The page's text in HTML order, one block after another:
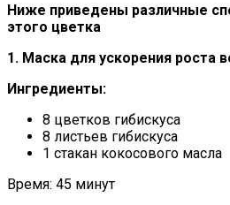
Ниже приведены различные
этого цветка
1. Маска для ускорения роста
Ингредиенты:
8 цветков гибискуса
8 листьев гибискуса
1 стакан кокосового масла
Время: 45 минут